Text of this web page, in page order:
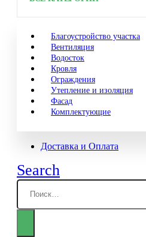
Благоустройство участка
Вентиляция
Водосток
Кровля
Ограждения
Утепление и изоляция
Фасад
Комплектующие
Доставка и Оплата
Search